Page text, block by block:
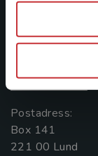
046-31 20 00
Postadress:
Box 141
221 00 Lund